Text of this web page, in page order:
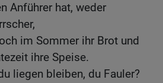
Anführer hat, weder
im Sommer ihr Brot und
ihre Speise.
liegen bleiben, du Fauler?